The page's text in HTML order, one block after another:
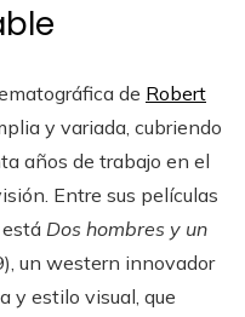
de Robert
y variada, cubriendo
años de trabajo en el
Entre sus películas
Dos hombres y un
un western innovador
y estilo visual, que